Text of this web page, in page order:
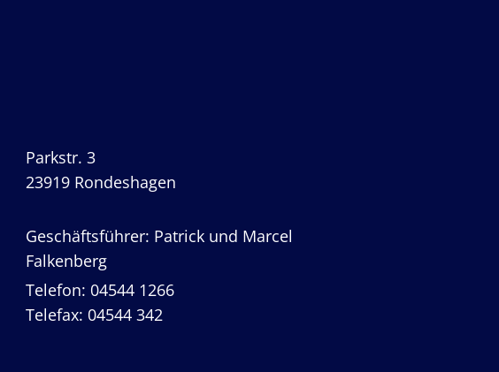
Parkstr. 3
23919 Rondeshagen
Geschäftsführer: Patrick und Marcel
Falkenberg
Telefon: 04544 1266
Telefax: 04544 342